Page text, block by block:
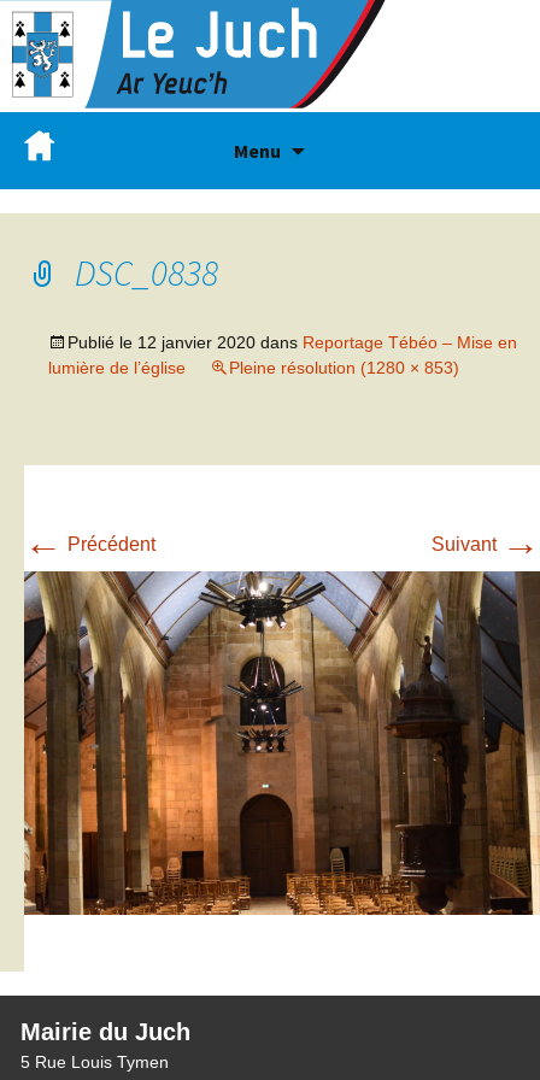
Menu
DSC_0838
Publié le 12 janvier 2020 dans Reportage Tébéo – Mise en
lumière de l’église
Pleine résolution (1280 × 853)
← Précédent Suivant →
Mairie du Juch
5 Rue Louis Tymen